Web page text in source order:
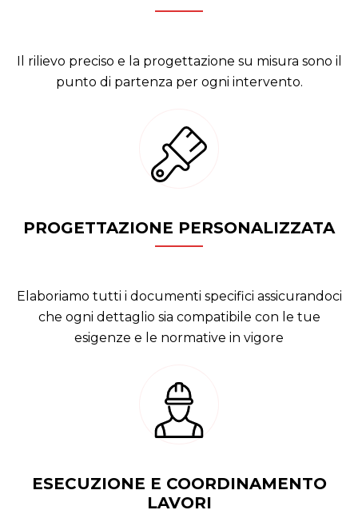
Il rilievo preciso e la progettazione su misura sono il
punto di partenza per ogni intervento.
PROGETTAZIONE PERSONALIZZATA
Elaboriamo tutti i documenti specifici assicurandoci
che ogni dettaglio sia compatibile con le tue
esigenze e le normative in vigore
ESECUZIONE E COORDINAMENTO
LAVORI